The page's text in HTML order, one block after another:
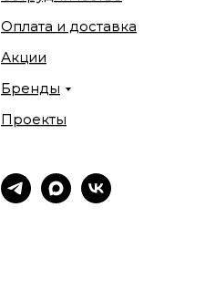
Оплата и доставка
Акции
Бренды
Проекты